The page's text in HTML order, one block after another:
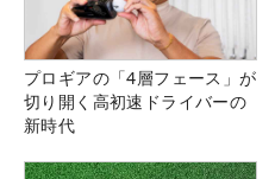
プロギアの「4層フェース」が
切り開く高初速ドライバーの
新時代